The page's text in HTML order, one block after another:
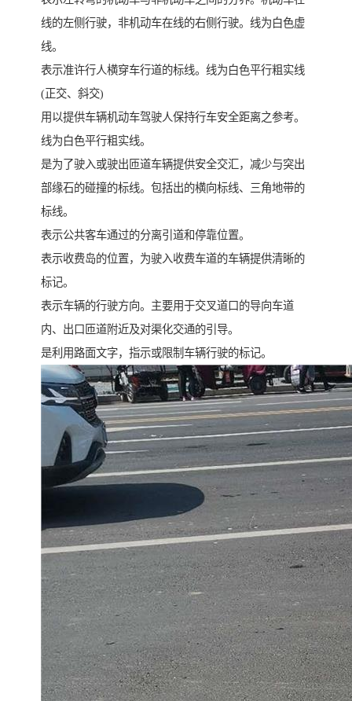
线的左侧行驶，非机动车在线的右侧行驶。线为白色虚
线。
表示准许行人横穿车行道的标线。线为白色平行粗实线
(正交、斜交)
用以提供车辆机动车驾驶人保持行车安全距离之参考。
线为白色平行粗实线。
是为了驶入或驶出匝道车辆提供安全交汇，减少与突出
部缘石的碰撞的标线。包括出的横向标线、三角地带的
标线。
表示公共客车通过的分离引道和停靠位置。
表示收费岛的位置，为驶入收费车道的车辆提供清晰的
标记。
表示车辆的行驶方向。主要用于交叉道口的导向车道
内、出口匝道附近及对渠化交通的引导。
是利用路面文字，指示或限制车辆行驶的标记。